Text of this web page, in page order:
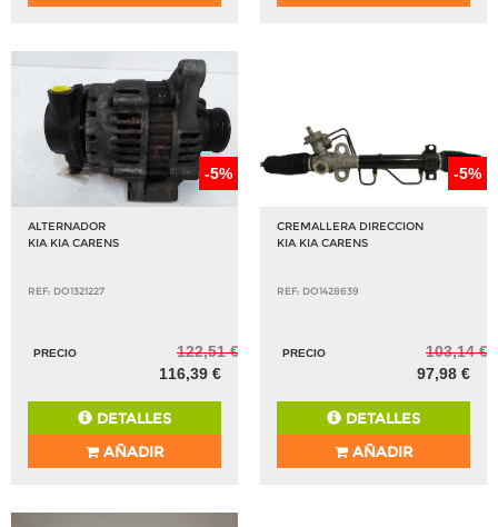
-5%
ALTERNADOR
KIA KIA CARENS
REF: DO1321227
PRECIO
122,51 €
116,39 €
DETALLES
AÑADIR
-5%
CREMALLERA DIRECCION
KIA KIA CARENS
REF: DO1428639
PRECIO
103,14 €
97,98 €
DETALLES
AÑADIR